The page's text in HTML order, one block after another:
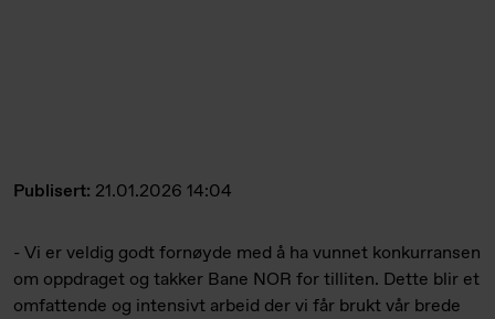
Publisert: 21.01.2026 14:04
- Vi er veldig godt fornøyde med å ha vunnet konkurransen
om oppdraget og takker Bane NOR for tilliten. Dette blir et
omfattende og intensivt arbeid der vi får brukt vår brede